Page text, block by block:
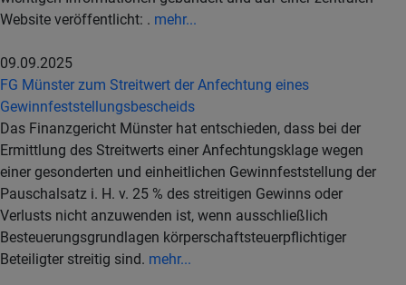
Website veröffentlicht: . mehr...
09.09.2025
FG Münster zum Streitwert der Anfechtung eines
Gewinnfeststellungsbescheids
Das Finanzgericht Münster hat entschieden, dass bei der
Ermittlung des Streitwerts einer Anfechtungsklage wegen
einer gesonderten und einheitlichen Gewinnfeststellung der
Pauschalsatz i. H. v. 25 % des streitigen Gewinns oder
Verlusts nicht anzuwenden ist, wenn ausschließlich
Besteuerungsgrundlagen körperschaftsteuerpflichtiger
Beteiligter streitig sind. mehr...